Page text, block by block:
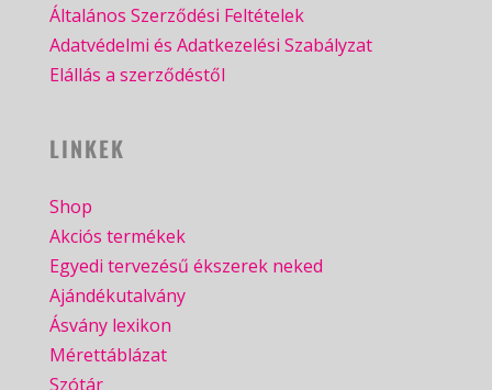
Általános Szerződési Feltételek
Adatvédelmi és Adatkezelési Szabályzat
Elállás a szerződéstől
LINKEK
Shop
Akciós termékek
Egyedi tervezésű ékszerek neked
Ajándékutalvány
Ásvány lexikon
Mérettáblázat
Szótár